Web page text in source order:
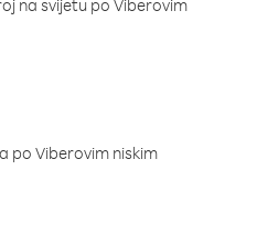
na svijetu po Viberovim
po Viberovim niskim